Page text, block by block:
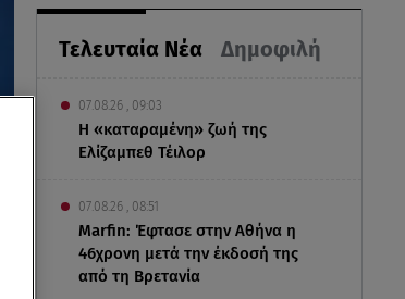
Τελευταία Νέα Δημοφιλή
07.08.26 , 09:03
Η «καταραμένη»​​​​​​​ ζωή της
Ελίζαμπεθ Τέιλορ
07.08.26 , 08:51
Marfin: Έφτασε στην Αθήνα η
46χρονη μετά την έκδοσή της
από τη Βρετανία